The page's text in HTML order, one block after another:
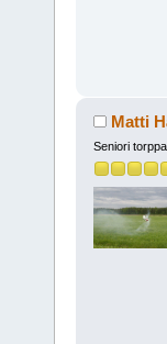
Matti
Seniori